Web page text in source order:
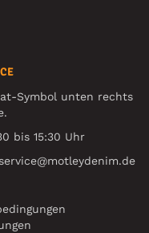
Symbol unten rechts
bis 15:30 Uhr